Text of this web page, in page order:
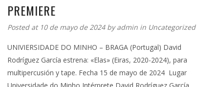
PREMIERE
Posted at 10 de mayo de 2024 byadmin in Uncategorized
UNIVIERSIDADE DO MINHO – BRAGA (Portugal) David
Rodríguez García estrena: «Elas» (Eiras, 2020-2024), para
multipercusión y tape. Fecha 15 de mayo de 2024 Lugar